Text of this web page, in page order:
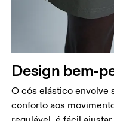
Design bem-
O cós elástico envolve
conforto aos